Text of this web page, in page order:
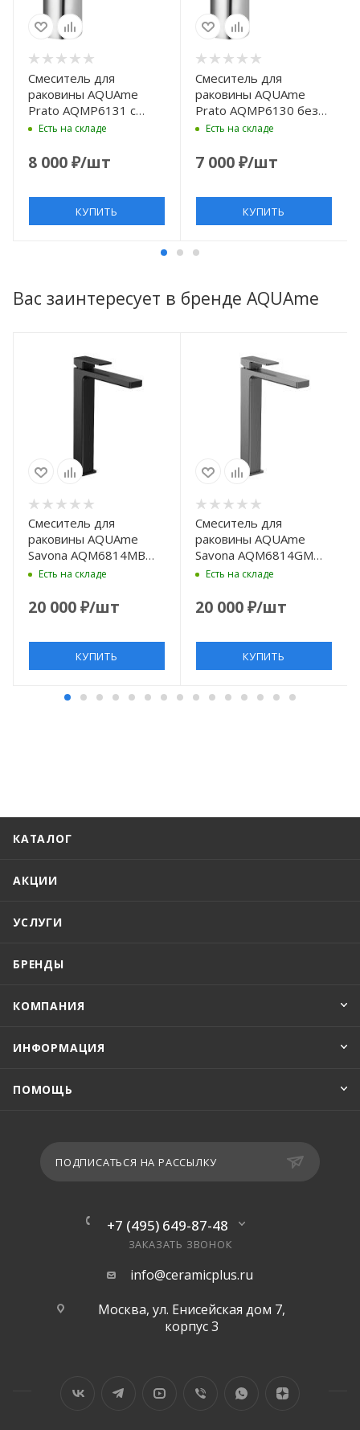
Смеситель для
раковины AQUAme
Prato AQMP6131 с
донным клапаном,
Есть на складе
8 000₽/шт
КУПИТЬ
Смеситель для
раковины AQUAme
Prato AQMP6130 без
донного клапана, хром
Есть на складе
7 000₽/шт
КУПИТЬ
Вас заинтересует в бренде AQUAme
Смеситель для
раковины AQUAme
Savona AQM6814MB
цвет Черный матовый
Есть на складе
20 000₽/шт
КУПИТЬ
Смеситель для
раковины AQUAme
Savona AQM6814GM
цвет Оружейная сталь
Есть на складе
20 000₽/шт
КУПИТЬ
КАТАЛОГ
АКЦИИ
УСЛУГИ
БРЕНДЫ
КОМПАНИЯ
ИНФОРМАЦИЯ
ПОМОЩЬ
ПОДПИСАТЬСЯ НА РАССЫЛКУ
+7 (495) 649-87-48
ЗАКАЗАТЬ ЗВОНОК
info@ceramicplus.ru
Москва, ул. Енисейская дом 7,
корпус 3